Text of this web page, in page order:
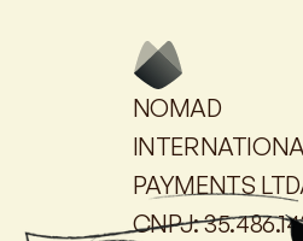
NOMAD
PAYMENTS
CNPJ: